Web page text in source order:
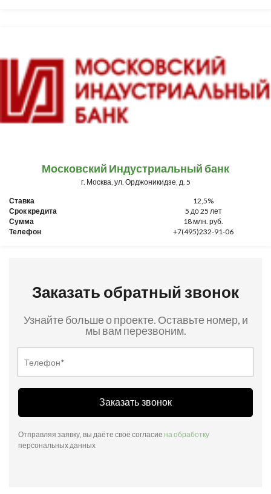
Московский Индустриальный банк
г. Москва, ул. Орджоникидзе, д. 5
Ставка
12,5%
Срок кредита
5 до 25 лет
Сумма
18 млн. руб.
Телефон
+7(495)232-91-06
Заказать обратный звонок
Узнайте больше о проекте. Оставьте номер, и
мы вам перезвоним.
Заказать звонок
Отправляя заявку, вы даёте своё согласие на обработку
персональных данных